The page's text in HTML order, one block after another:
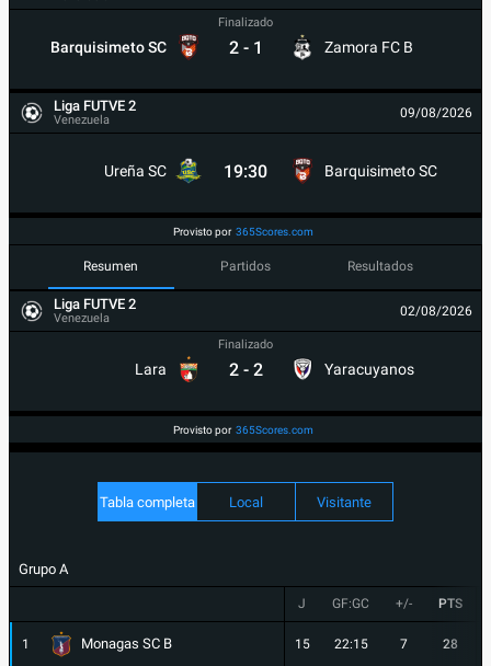
Barquisimeto SC
Finalizado
2 - 1 Zamora FC B
Liga FUTVE 2
Venezuela 09/08/2026
Ureña SC 19:30 Barquisimeto SC
Provisto por 365Scores.com
Resumen Partidos Resultados
Liga FUTVE 2
Venezuela 02/08/2026
Lara
Finalizado
2 - 2 Yaracuyanos
Provisto por 365Scores.com
Tabla completa Local Visitante
Grupo A
J GF:GC +/- PTS
1 Monagas SC B 15 22:15 7 28